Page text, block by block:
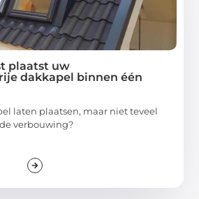
plaatst uw
dakkapel binnen één
laten plaatsen, maar niet teveel
verbouwing?